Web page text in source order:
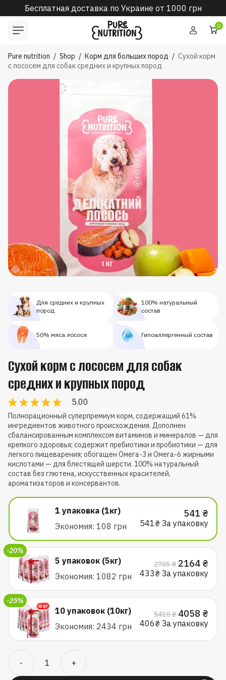
Бесплатная доставка по Украине от 1000 грн
0
Pure nutrition / Shop / Корм для больших пород / Сухой корм
с лососем для собак средних и крупных пород
Для средних и крупных
пород
100% натуральный
состав
50% мяса лосося Гипоаллергенный состав
Сухой корм с лососем для собак
средних и крупных пород
5.00
Полнорационный суперпремиум корм, содержащий 61%
ингредиентов животного происхождения. Дополнен
сбалансированным комплексом витаминов и минералов — для
крепкого здоровья; содержит пребиотики и пробиотики — для
легкого пищеварения; обогащен Омега-3 и Омега-6 жирными
кислотами — для блестящей шерсти. 100% натуральный
состав без глютена, искусственных красителей,
ароматизаторов и консервантов.
1 упаковка (1кг)
Экономия: 108 грн
541 ₴
541₴ За упаковку
5 упаковок (5кг)
Экономия: 1082 грн
-20%
2705₴
цена
2164 ₴
433₴ За упаковку
10 упаковок (10кг)
Экономия: 2434 грн
-25%
5410₴
цена
4058 ₴
406₴ За упаковку
-
товара
Сухой
+